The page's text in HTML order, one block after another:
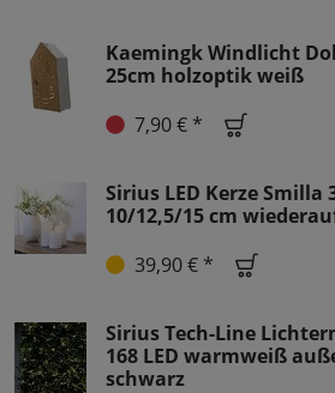
Kaemingk Windlicht
25cm holzoptik weiß
7,90 € *
Sirius LED Kerze Smilla
10/12,5/15 cm
39,90 € *
Sirius Tech-Line
168 LED warmweiß
schwarz